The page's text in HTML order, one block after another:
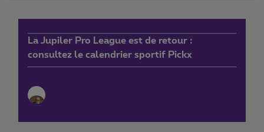
La Jupiler Pro League est de retour :
consultez le calendrier sportif Pickx